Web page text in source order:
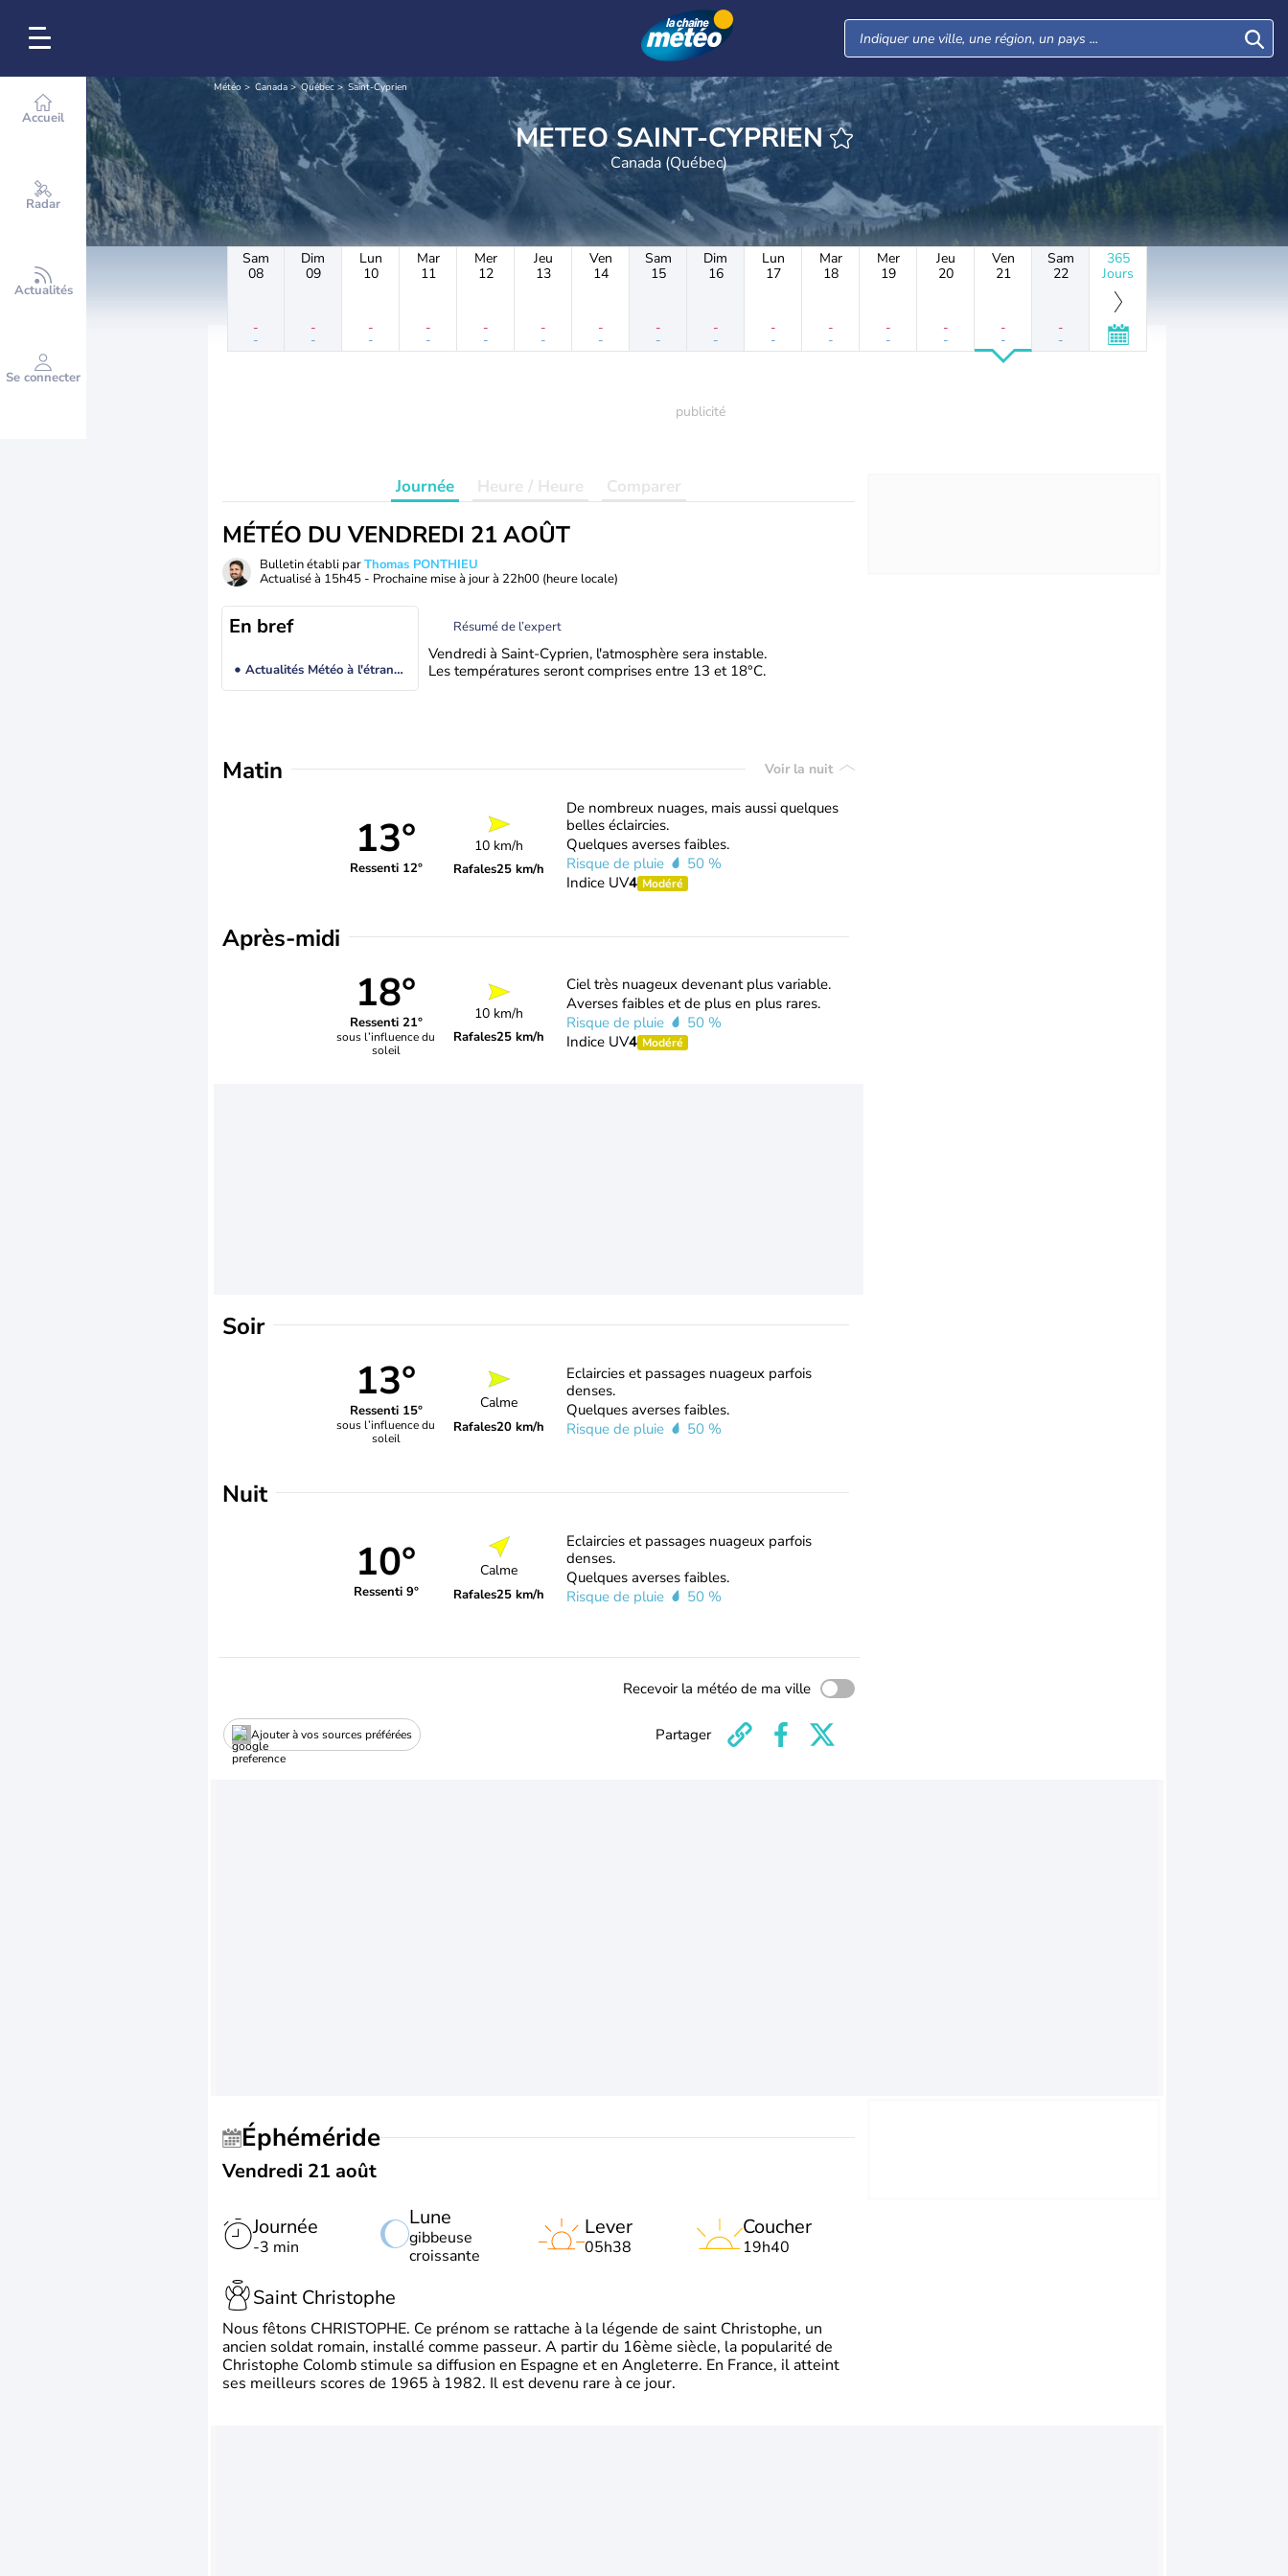
Accueil
Radar
Actualités
Se connecter
Météo Canada Québec Saint-Cyprien
METEO SAINT-CYPRIEN
Canada (Québec)
Sam
08
-
-
Dim
09
-
-
Lun
10
-
-
Mar
11
-
-
Mer
12
-
-
Jeu
13
-
-
Ven
14
-
-
Sam
15
-
-
Dim
16
-
-
Lun
17
-
-
Mar
18
-
-
Mer
19
-
-
Jeu
20
-
-
Ven
21
-
-
Sam
22
-
-
365
Jours
Journée Heure / Heure Comparer
MÉTÉO DU VENDREDI 21 AOÛT
Bulletin établi parThomas PONTHIEU
Actualisé à 15h45 - Prochaine mise à jour à 22h00 (heure locale)
En bref
Actualités Météo à l'étranger
Résumé de l’expert
Vendredi à Saint-Cyprien, l'atmosphère sera instable.
Les températures seront comprises entre 13 et 18°C.
Matin Voir la nuit
13°
Ressenti 12°
10 km/h
Rafales25 km/h
De nombreux nuages, mais aussi quelques
belles éclaircies.
Quelques averses faibles.
Risque de pluie
50 %
Indice UV4 Modéré
Après-midi
18°
Ressenti 21°
sous l’influence du
soleil
10 km/h
Rafales25 km/h
Ciel très nuageux devenant plus variable.
Averses faibles et de plus en plus rares.
Risque de pluie
50 %
Indice UV4 Modéré
Soir
13°
Ressenti 15°
sous l’influence du
soleil
Calme
Rafales20 km/h
Eclaircies et passages nuageux parfois
denses.
Quelques averses faibles.
Risque de pluie
50 %
Nuit
10°
Ressenti 9°
Calme
Rafales25 km/h
Eclaircies et passages nuageux parfois
denses.
Quelques averses faibles.
Risque de pluie
50 %
Recevoir la météo de ma ville
Ajouter à vos sources préférées Partager
Éphéméride
Vendredi 21 août
Journée
-3 min
Lune
gibbeuse
croissante
Lever
05h38
Coucher
19h40
Saint Christophe
Nous fêtons CHRISTOPHE. Ce prénom se rattache à la légende de saint Christophe, un
ancien soldat romain, installé comme passeur. A partir du 16ème siècle, la popularité de
Christophe Colomb stimule sa diffusion en Espagne et en Angleterre. En France, il atteint
ses meilleurs scores de 1965 à 1982. Il est devenu rare à ce jour.